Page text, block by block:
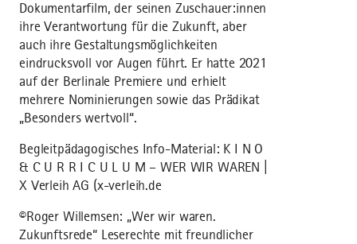
Dokumentarfilm, der seinen Zuschauer:innen
ihre Verantwortung für die Zukunft, aber
auch ihre Gestaltungsmöglichkeiten
eindrucksvoll vor Augen führt. Er hatte 2021
auf der Berlinale Premiere und erhielt
mehrere Nominierungen sowie das Prädikat
„Besonders wertvoll“.
Begleitpädagogisches Info-Material: K I N O
& C U R R I C U L U M – WER WIR WAREN |
X Verleih AG (x-verleih.de
©Roger Willemsen: „Wer wir waren.
Zukunftsrede“ Leserechte mit freundlicher